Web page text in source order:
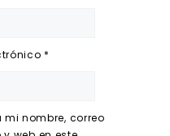
*
mi nombre, correo